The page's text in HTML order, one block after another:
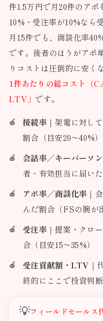
件1.5万円で月20件のア
10%・受注率が10%なら
月15件でも、商談化率
です。後者のほうがアポ
りコストは圧倒的に安く
1件あたりの総コスト（
LTV」です。
接続率｜架電に対し
割合（目安20〜40%）
会話率／キーパーソ
者・有効担当に届い
アポ率／商談化率 ｜
んだ割合（FSの腕が
受注率｜提案・クロ
合（目安15〜35%）
受注貢献額・LTV ｜
終的にここで投資判
💡フィールドセールス